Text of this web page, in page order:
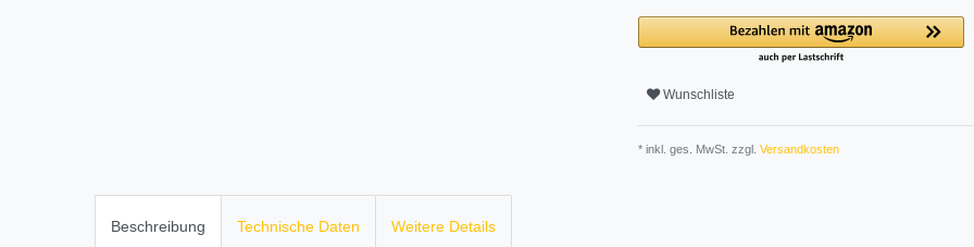
Wunschliste
* inkl. ges. MwSt. zzgl. Versandkosten
Beschreibung Technische Daten Weitere Details